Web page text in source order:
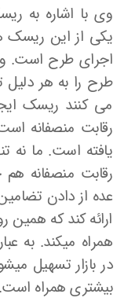
وی با اشاره به
یکی از این ریسک
اجرای طرح است.
طرح را به هر دلیل
می کنند ریسک
رقابت منصفانه
یافته است. ما نه
رقابت منصفانه
عده از دادن
ارائه کند که همین
همراه می­کند. به
در بازار تسهیل
بیشتری همراه است.